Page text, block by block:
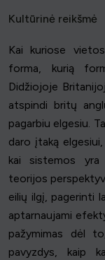
Kultūrinė reikšmė
Kai kuriose
forma, kurią
Didžiojoje
atspindi britų
pagarbiu elgesiu.
daro įtaką
kai sistemos
teorijos
eilių ilgį, pagerinti
aptarnaujami
pažymimas dėl
pavyzdys, kaip